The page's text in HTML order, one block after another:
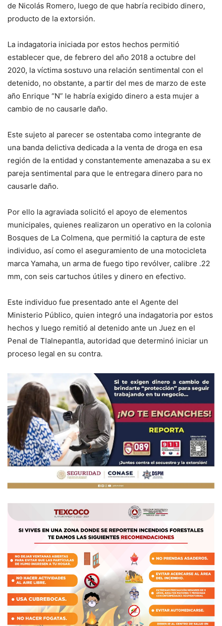
de Nicolás Romero, luego de que habría recibido dinero,
producto de la extorsión.
La indagatoria iniciada por estos hechos permitió
establecer que, de febrero del año 2018 a octubre del
2020, la víctima sostuvo una relación sentimental con el
detenido, no obstante, a partir del mes de marzo de este
año Enrique “N” le habría exigido dinero a esta mujer a
cambio de no causarle daño.
Este sujeto al parecer se ostentaba como integrante de
una banda delictiva dedicada a la venta de droga en esa
región de la entidad y constantemente amenazaba a su ex
pareja sentimental para que le entregara dinero para no
causarle daño.
Por ello la agraviada solicitó el apoyo de elementos
municipales, quienes realizaron un operativo en la colonia
Bosques de La Colmena, que permitió la captura de este
individuo, así como el aseguramiento de una motocicleta
marca Yamaha, un arma de fuego tipo revólver, calibre .22
mm, con seis cartuchos útiles y dinero en efectivo.
Este individuo fue presentado ante el Agente del
Ministerio Público, quien integró una indagatoria por estos
hechos y luego remitió al detenido ante un Juez en el
Penal de Tlalnepantla, autoridad que determinó iniciar un
proceso legal en su contra.